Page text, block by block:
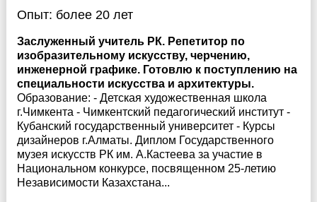
Опыт: более 20 лет
Заслуженный учитель РК. Репетитор по
изобразительному искусству, черчению,
инженерной графике. Готовлю к поступлению на
специальности искусства и архитектуры.
Образование: - Детская художественная школа
г.Чимкента - Чимкентский педагогический институт -
Кубанский государственный университет - Курсы
дизайнеров г.Алматы. Диплом Государственного
музея искусств РК им. А.Кастеева за участие в
Национальном конкурсе, посвященном 25-летию
Независимости Казахстана...